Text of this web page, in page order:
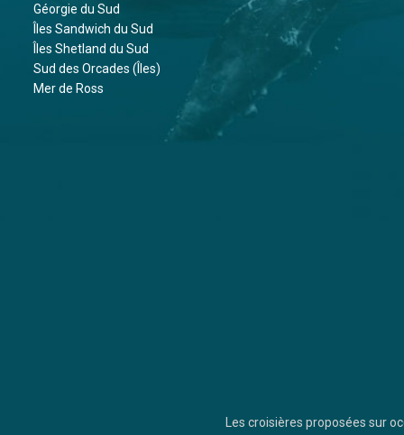
Géorgie du Sud
Îles Sandwich du Sud
Îles Shetland du Sud
Sud des Orcades (Îles)
Mer de Ross
Les croisières proposées sur